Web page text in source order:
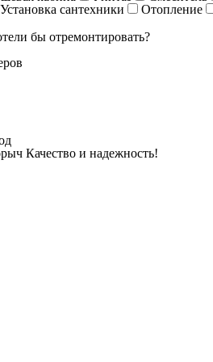
Установка сантехники Отопление
Качество и надежность!